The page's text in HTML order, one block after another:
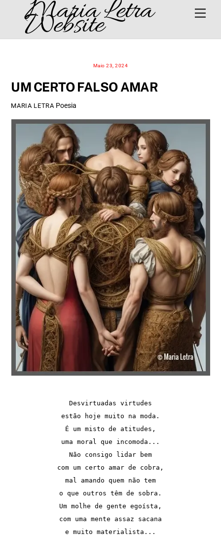
content
Maria Letra
Website
Maio 23, 2024
UM CERTO FALSO AMAR
MARIA LETRA Poesia
Desvirtuadas virtudes
estão hoje muito na moda.
É um misto de atitudes,
uma moral que incomoda...
Não consigo lidar bem
com um certo amar de cobra,
mal amando quem não tem
o que outros têm de sobra.
Um molhe de gente egoísta,
com uma mente assaz sacana
e muito materialista...